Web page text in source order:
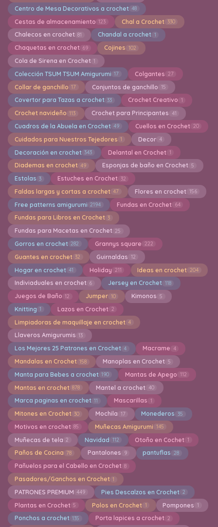
Centro de Mesa Decorativos a crochet 48
Cestas de almacenamiento 123 Chal a Crochet 330
Chalecos en crochet 81 Chandal a crochet 1
Chaquetas en crochet 69 Cojines 102
Cola de Sirena en Crochet 1
Colección TSUM TSUM Amigurumi 17 Colgantes 27
Collar de ganchillo 17 Conjuntos de ganchillo 15
Covertor para Tazas a crochet 33 Crochet Creativo 1
Crochet navideño 113 Crochet para Principantes 41
Cuadros de la Abuela en Crochet 49 Cuellos en Crochet 20
Cuidados para Nuestros Tejedores 1 Decor 4
Decoración en crochet 343 Delantal en Crochet 1
Diademas en crochet 49 Esponjas de baño en Crochet 5
Estolas 3 Estuches en Crochet 32
Faldas largas y cortas a crochet 47 Flores en crochet 156
Free patterns amigurumi 2194 Fundas en Crochet 64
Fundas para Libros en Crochet 3
Fundas para Macetas en Crochet 25
Gorros en crochet 282 Grannys square 222
Guantes en crochet 32 Guirnaldas 12
Hogar en crochet 41 Holiday 211 Ideas en crochet 204
Indiviaduales en crochet 6 Jersey en Crochet 118
Juegos de Baño 12 Jumper 10 Kimonos 5
Knitting 1 Lazos en Crochet 2
Limpiadoras de maquillaje en crochet 4
Llaveros Amigurumis 13
Los Mejores 25 Patrones en Crochet 4 Macrame 4
Mandalas en Crochet 158 Manoplas en Crochet 5
Manta para Bebes a crochet 190 Mantas de Apego 112
Mantas en crochet 878 Mantel a crochet 40
Marca paginas en crochet 11 Mascarillas 1
Mitones en Crochet 30 Mochila 17 Monederos 35
Motivos en crochet 85 Muñecas Amigurumi 145
Muñecas de tela 2 Navidad 112 Otoño en Cochet 1
Paños de Cocina 78 Pantalones 9 pantuflas 28
Pañuelos para el Cabello en Crochet 8
Pasadores/Ganchos en Crochet 1
PATRONES PREMIUM 449 Pies Descalzos en Crochet 2
Plantas en Crochet 5 Polos en Crochet 1 Pompones 1
Ponchos a crochet 135 Porta lapices a crochet 2